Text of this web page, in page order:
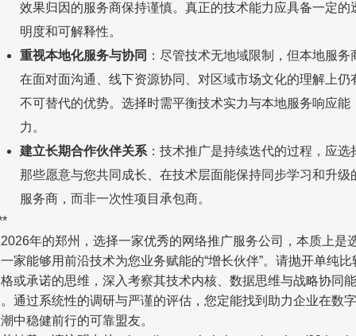
效果归因的服务商保持谨慎。真正的技术能力应具备一定的
明度和可解释性。
重视本地化服务与协同 ：尽管技术无地域限制，但本地服务
在面对面沟通、线下资源协同、对区域市场文化的理解上仍
不可替代的优势。选择时需平衡技术实力与本地服务响应能
力。
建立长期合作伙伴关系 ：技术推广是持续迭代的过程，应选
那些愿意与您共同成长、在技术层面能保持同步学习和升级
服务商，而非一次性项目承包商。
年的郑州，选择一家优秀的网络推广服务公司，本质上是
家能够用前沿技术为您业务赋能的“增长伙伴”。请抛开单纯比
或承诺的思维，深入考察其技术内核、数据思维与战略协同能
通过系统性的调研与严谨的评估，您定能找到助力企业在数字
中稳健前行的可靠盟友。